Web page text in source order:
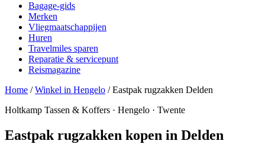
Bagage-gids
Merken
Vliegmaatschappijen
Huren
Travelmiles sparen
Reparatie & servicepunt
Reismagazine
Home / Winkel in Hengelo / Eastpak rugzakken Delden
Holtkamp Tassen & Koffers · Hengelo · Twente
Eastpak rugzakken kopen in Delden